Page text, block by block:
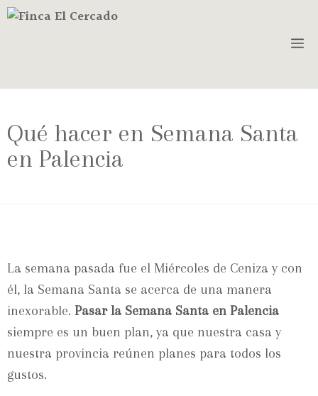
Qué hacer en Semana Santa
en Palencia
La semana pasada fue el Miércoles de Ceniza y con
él, la Semana Santa se acerca de una manera
inexorable. Pasar la Semana Santa en Palencia
siempre es un buen plan, ya que nuestra casa y
nuestra provincia reúnen planes para todos los
gustos.